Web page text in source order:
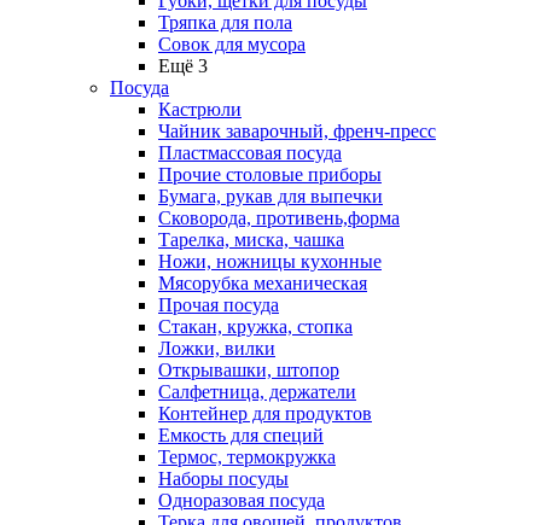
Тряпка для пола
Совок для мусора
Ещё 3
Посуда
Кастрюли
Чайник заварочный, френч-пресс
Пластмассовая посуда
Прочие столовые приборы
Бумага, рукав для выпечки
Сковорода, противень,форма
Тарелка, миска, чашка
Ножи, ножницы кухонные
Мясорубка механическая
Прочая посуда
Стакан, кружка, стопка
Ложки, вилки
Открывашки, штопор
Салфетница, держатели
Контейнер для продуктов
Емкость для специй
Термос, термокружка
Наборы посуды
Одноразовая посуда